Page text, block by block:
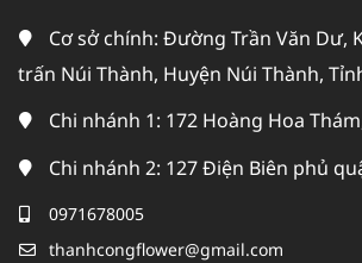
Cơ sở chính: Đường Trần Văn Dư,
trấn Núi Thành, Huyện Núi Thành,
Chi nhánh 1: 172 Hoàng Hoa
Chi nhánh 2: 127 Điện Biên phủ
0971678005
thanhcongflower@gmail.com